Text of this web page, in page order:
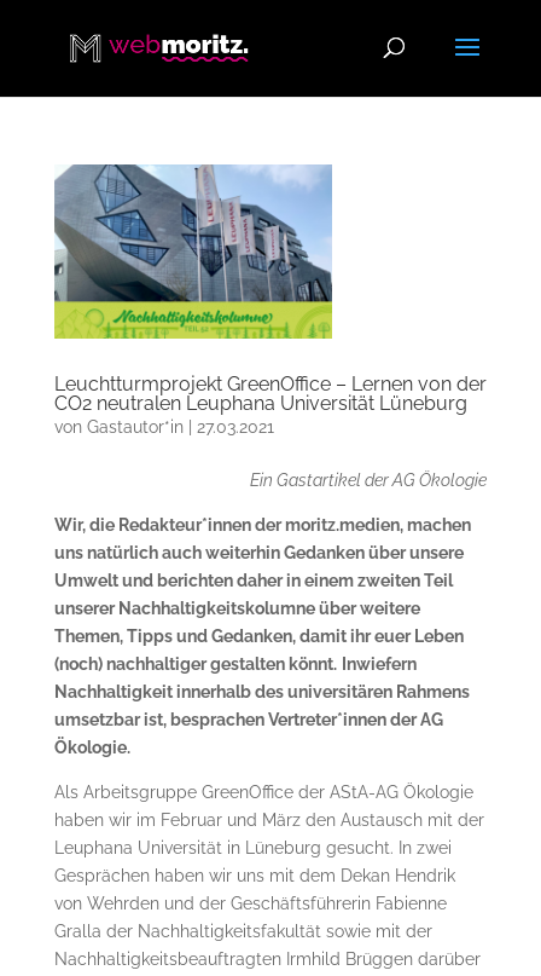
Leuchtturmprojekt GreenOffice – Lernen von der
CO2 neutralen Leuphana Universität Lüneburg
von Gastautor*in| 27.03.2021
Ein Gastartikel der AG Ökologie
Wir, die Redakteur*innen der moritz.medien, machen
uns natürlich auch weiterhin Gedanken über unsere
Umwelt und berichten daher in einem zweiten Teil
unserer Nachhaltigkeitskolumne über weitere
Themen, Tipps und Gedanken, damit ihr euer Leben
(noch) nachhaltiger gestalten könnt. Inwiefern
Nachhaltigkeit innerhalb des universitären Rahmens
umsetzbar ist, besprachen Vertreter*innen der AG
Ökologie.
Als Arbeitsgruppe GreenOffice der AStA-AG Ökologie
haben wir im Februar und März den Austausch mit der
Leuphana Universität in Lüneburg gesucht. In zwei
Gesprächen haben wir uns mit dem Dekan Hendrik
von Wehrden und der Geschäftsführerin Fabienne
Gralla der Nachhaltigkeitsfakultät sowie mit der
Nachhaltigkeitsbeauftragten Irmhild Brüggen darüber